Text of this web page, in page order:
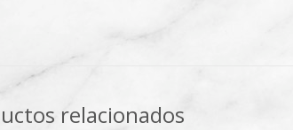
relacionados